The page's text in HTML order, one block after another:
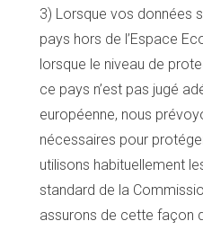
3) Lorsque vos données
pays hors de l’Espace
lorsque le niveau de
ce pays n’est pas jugé
européenne, nous
nécessaires pour
utilisons habituellement
standard de la
assurons de cette façon